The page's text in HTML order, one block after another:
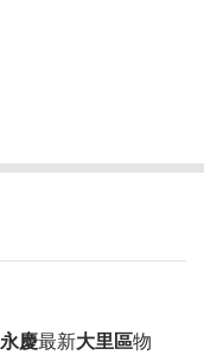
永慶最新大里區物